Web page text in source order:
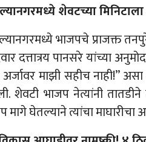
शेवटच्या
भाजपचे प्राजक्त
दत्तात्रय पानसरे यांच्या
अर्जावर माझी सहीच नाही!”
शेवटी भाजप नेत्यांनी
मागे घेतल्याने त्यांचा